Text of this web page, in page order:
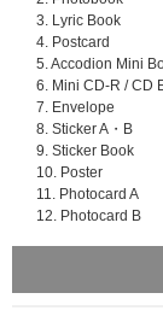
先着特典：応募抽
CD1枚ご購入につ
セット購入の場合
3. Lyric Book
4. Postcard
5. Accodion Mini
6. Mini CD-R / CD
7. Envelope
8. Sticker A・B
9. Sticker Book
10. Poster
11. Photocard A
12. Photocard B
※サイズや商品内
ございます。あら